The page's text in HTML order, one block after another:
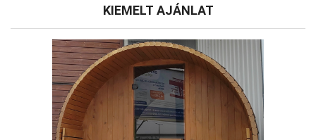
tok
KIEMELT AJÁNLAT